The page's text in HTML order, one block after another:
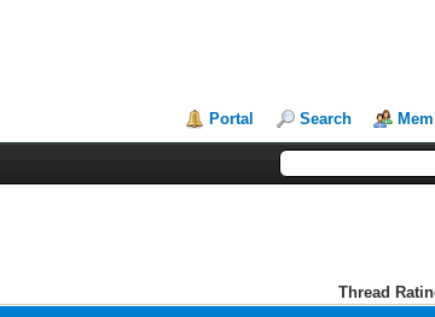
Portal Search
Thread